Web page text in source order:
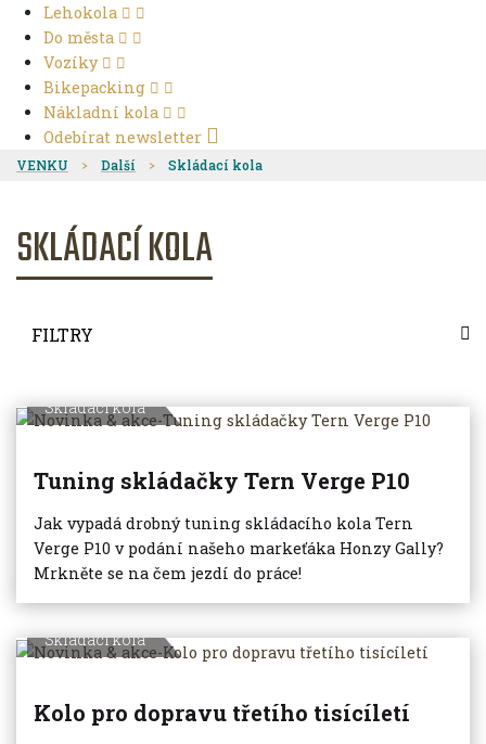
Lehokola
Do města
Vozíky
Bikepacking
Nákladní kola
Odebírat newsletter
VENKU Další Skládací kola
SKLÁDACÍ KOLA
FILTRY
Skládací kola
Tuning skládačky Tern Verge P10
Jak vypadá drobný tuning skládacího kola Tern
Verge P10 v podání našeho markeťáka Honzy Gally?
Mrkněte se na čem jezdí do práce!
Skládací kola
Kolo pro dopravu třetího tisícíletí